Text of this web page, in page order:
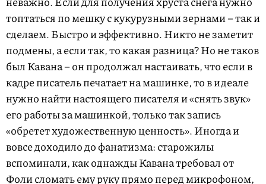
топтаться по мешку с кукурузными зернами – так и
сделаем. Быстро и эффективно. Никто не заметит
подмены, а если так, то какая разница? Но не таков
был Кавана – он продолжал настаивать, что если в
кадре писатель печатает на машинке, то в идеале
нужно найти настоящего писателя и «снять звук»
его работы за машинкой, только так запись
«обретет художественную ценность». Иногда и
вовсе доходило до фанатизма: старожилы
вспоминали, как однажды Кавана требовал от
Фоли сломать ему руку прямо перед микрофоном,